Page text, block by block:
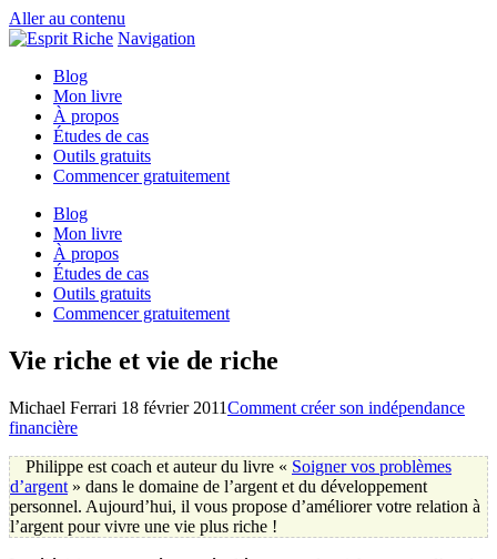
Aller au contenu
Navigation
Blog
Mon livre
À propos
Études de cas
Outils gratuits
Commencer gratuitement
Blog
Mon livre
À propos
Études de cas
Outils gratuits
Commencer gratuitement
Vie riche et vie de riche
Michael Ferrari 18 février 2011Comment créer son indépendance
financière
Philippe est coach et auteur du livre « Soigner vos problèmes
d’argent » dans le domaine de l’argent et du développement
personnel. Aujourd’hui, il vous propose d’améliorer votre relation à
l’argent pour vivre une vie plus riche !